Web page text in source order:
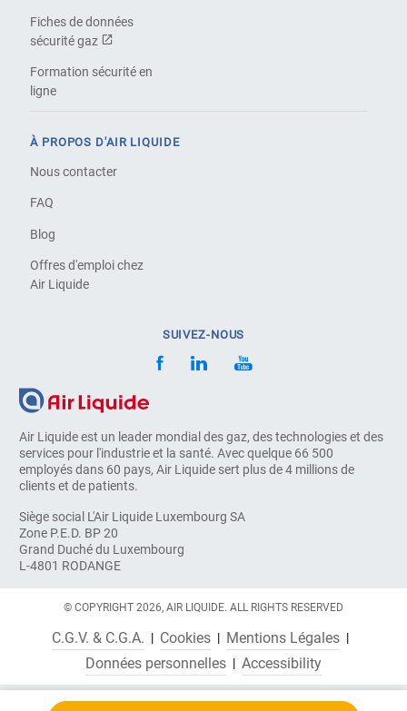
Air Liquide est un leader mondial des gaz, des technologies et des
services pour l'industrie et la santé. Avec quelque 66 500
employés dans 60 pays, Air Liquide sert plus de 4 millions de
clients et de patients.
Siège social L'Air Liquide Luxembourg SA
Zone P.E.D. BP 20
Grand Duché du Luxembourg
L-4801 RODANGE
Fiches de données
sécurité gaz
Formation sécurité en
ligne
À PROPOS D'AIR LIQUIDE
Nous contacter
FAQ
Blog
Offres d'emploi chez
Air Liquide
SUIVEZ-NOUS
© COPYRIGHT 2026, AIR LIQUIDE. ALL RIGHTS RESERVED
C.G.V. & C.G.A. Cookies
Mentions Légales
Données personnelles
Accessibility